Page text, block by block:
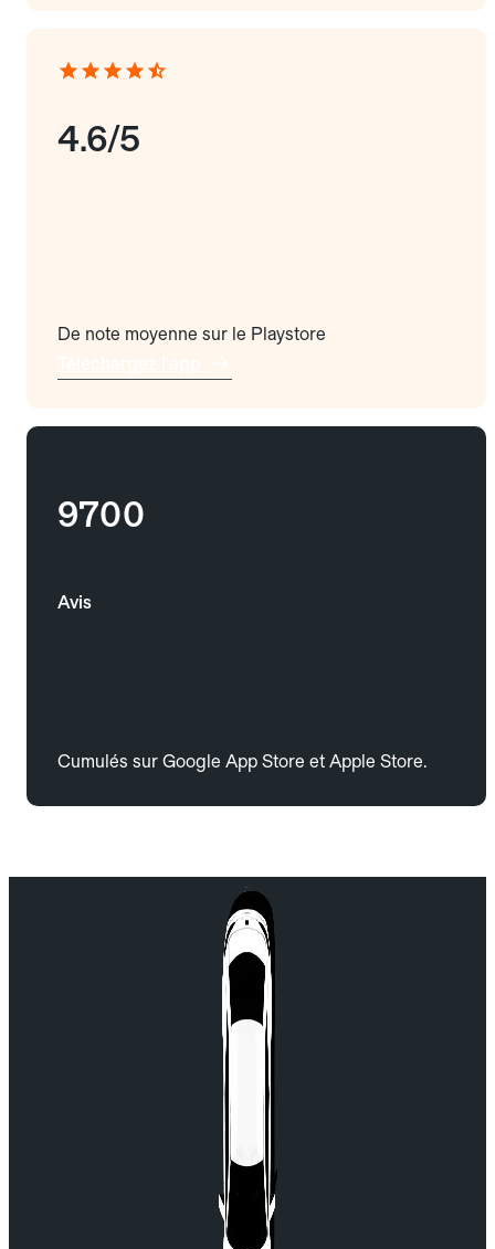
4.6/5
De note moyenne sur le Playstore
9700
Avis
Cumulés sur Google App Store et Apple Store.